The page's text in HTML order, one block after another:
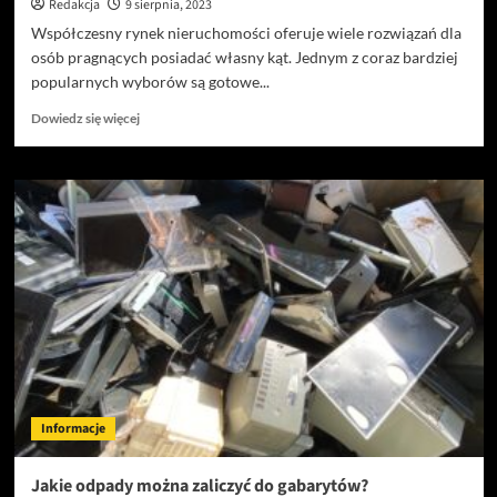
Redakcja
9 sierpnia, 2023
Współczesny rynek nieruchomości oferuje wiele rozwiązań dla
osób pragnących posiadać własny kąt. Jednym z coraz bardziej
popularnych wyborów są gotowe...
Dowiedz się więcejDowiedz
o
Zalety
i
wady
zakupu
gotowego
domu
Informacje
Jakie odpady można zaliczyć do gabarytów?